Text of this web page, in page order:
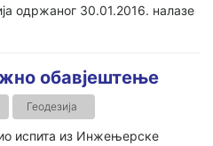
одржаног 30.01.2016. налазе
обавјештење
Геодезија
испита из Инжењерске